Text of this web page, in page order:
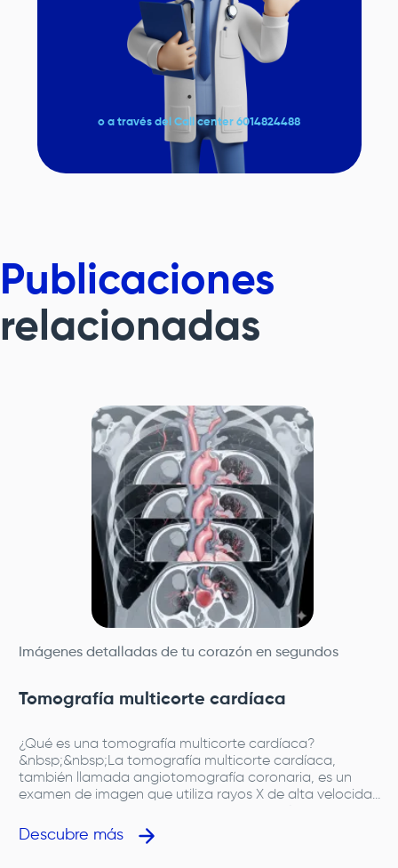
o a través del Call center 6014824488
Publicaciones
relacionadas
Imágenes detalladas de tu corazón en segundos
Tomografía multicorte cardíaca
¿Qué es una tomografía multicorte cardíaca?
&nbsp;&nbsp;La tomografía multicorte cardíaca,
también llamada angiotomografía coronaria, es un
examen de imagen que utiliza rayos X de alta velocidad
precisas del corazón, especialmente de las arterias
coronarias (las que llevan sangre al músculo
Descubre más